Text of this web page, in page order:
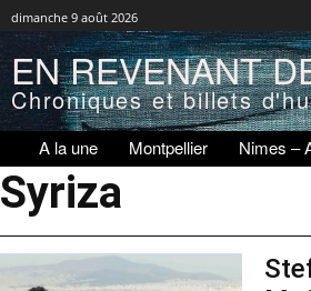
dimanche 9 août 2026
EN REVENANT
Chroniques et billets
A la une Montpellier Nimes –
Syriza